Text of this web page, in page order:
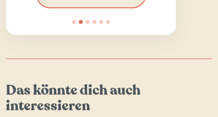
Das könnte dich auch
interessieren